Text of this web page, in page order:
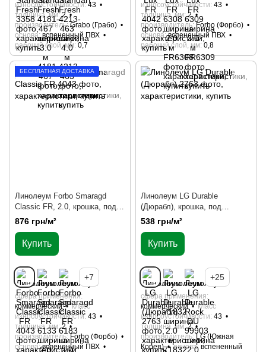
износоустойчивости 43
толщина, мм 2
производитель Grabo (Грабо)
основа вспененный ПВХ
рабочий слой, мм 0,7
износоустойчивости 43
толщина, мм 2
производитель Forbo (Форбо)
основа вспененный ПВХ
рабочий слой, мм 0,8
БЕСПЛАТНАЯ ДОСТАВКА
Линолеум Forbo Smaragd
Classic FR, 2.0, крошка, под
мрамор, на отрез
876 грн/м²
Купить
+7
сфера применения
коммерческий
класс
износоустойчивости 43
толщина, мм 2
производитель Forbo (Форбо)
основа вспененный ПВХ
Линолеум LG Durable
(Дюрабл), крошка, под
мрамор, на отрез
538 грн/м²
Купить
+25
сфера применения
коммерческий
класс
износоустойчивости 43
толщина, мм 2
производитель LG (Южная
Корея)
основа вспененный